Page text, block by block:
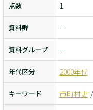
点数 1
資料群 ー
資料グループ ー
年代区分 2000年代
キーワード 市町村史